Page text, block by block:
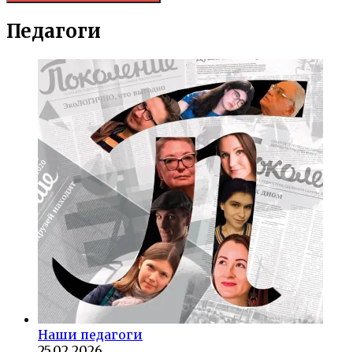
Педагоги
Наши педагоги